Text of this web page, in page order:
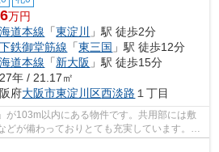
万円
道本線 「東淀川
」駅 徒歩2分
鉄御堂筋線 「東三国 」駅 徒歩12分
道本線 「新大阪 」駅 徒歩15分
年 / 21.17㎡
府大阪市東淀川区西淡路 １丁目
が103m以内にある物件です。共用部には敷
が備わっておりとても充実しています。ご
に応じて...